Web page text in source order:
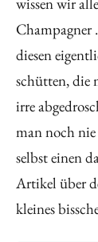
Champagner
diesen
schütten, die
irre
man noch
selbst einen
Artikel über
kleines